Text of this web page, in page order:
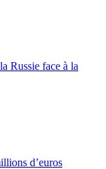
Russie face à la
d’euros